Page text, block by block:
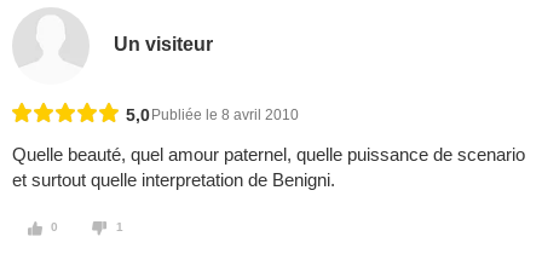
Un visiteur
5,0 Publiée le 8 avril 2010
Quelle beauté, quel amour paternel, quelle puissance de scenario
et surtout quelle interpretation de Benigni.
0 1